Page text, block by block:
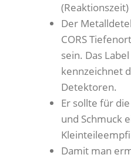
Der
CORS
sein. Das
kennzeichnet
Detektoren.
Er sollte für
und Schmuck
Damit man